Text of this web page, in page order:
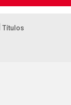
Títulos